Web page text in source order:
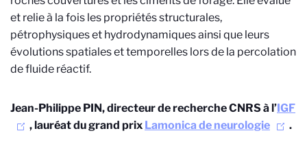
et relie à la fois les propriétés structurales,
pétrophysiques et hydrodynamiques ainsi que leurs
évolutions spatiales et temporelles lors de la percolation
de fluide réactif.
Jean-Philippe PIN, directeur de recherche CNRS à l’IGF
, lauréat du grand prix Lamonica de neurologie .